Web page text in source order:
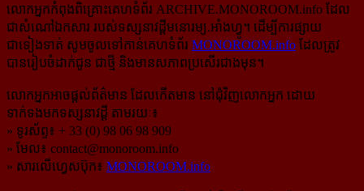
លោកអ្នកកំពុងពិគ្រោះគេហទំព័រ ARCHIVE.MONOROOM.info ដែល
ជាសំណៅឯកសារ របស់ទស្សនាវដ្ដីមនោរម្យ.អាំងហ្វូ។ ដើម្បីការផ្សាយ
ជាទៀងទាត់ សូមចូលទៅកាន់​គេហទំព័រ MONOROOM.info ដែលត្រូវ
បានរៀបចំដាក់ជូន ជាថ្មី និងមានសភាពប្រសើរជាងមុន។
លោកអ្នកអាចផ្ដល់ព័ត៌មាន ដែលកើតមាន នៅជុំវិញលោកអ្នក ដោយ
ទាក់ទងមកទស្សនាវដ្ដី តាមរយៈ៖
» ទូរស័ព្ទ៖ + 33 (0) 98 06 98 909
» មែល៖ contact@monoroom.info
» សារលើហ្វេសប៊ុក៖ MONOROOM.info